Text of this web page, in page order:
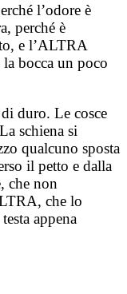
l’odore è
perché è
e l’ALTRA
la bocca un poco
duro. Le cosce
schiena si
qualcuno sposta
il petto e dalla
che non
che lo
appena